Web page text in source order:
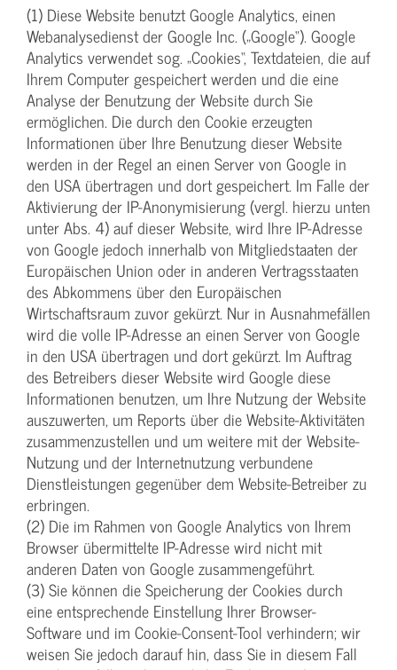
(1) Diese Website benutzt Google Analytics, einen
Webanalysedienst der Google Inc. („Google“). Google
Analytics verwendet sog. „Cookies“, Textdateien, die auf
Ihrem Computer gespeichert werden und die eine
Analyse der Benutzung der Website durch Sie
ermöglichen. Die durch den Cookie erzeugten
Informationen über Ihre Benutzung dieser Website
werden in der Regel an einen Server von Google in
den USA übertragen und dort gespeichert. Im Falle der
Aktivierung der IP-Anonymisierung (vergl. hierzu unten
unter Abs. 4) auf dieser Website, wird Ihre IP-Adresse
von Google jedoch innerhalb von Mitgliedstaaten der
Europäischen Union oder in anderen Vertragsstaaten
des Abkommens über den Europäischen
Wirtschaftsraum zuvor gekürzt. Nur in Ausnahmefällen
wird die volle IP-Adresse an einen Server von Google
in den USA übertragen und dort gekürzt. Im Auftrag
des Betreibers dieser Website wird Google diese
Informationen benutzen, um Ihre Nutzung der Website
auszuwerten, um Reports über die Website-Aktivitäten
zusammenzustellen und um weitere mit der Website-
Nutzung und der Internetnutzung verbundene
Dienstleistungen gegenüber dem Website-Betreiber zu
erbringen.
(2) Die im Rahmen von Google Analytics von Ihrem
Browser übermittelte IP-Adresse wird nicht mit
anderen Daten von Google zusammengeführt.
(3) Sie können die Speicherung der Cookies durch
eine entsprechende Einstellung Ihrer Browser-
Software und im Cookie-Consent-Tool verhindern; wir
weisen Sie jedoch darauf hin, dass Sie in diesem Fall